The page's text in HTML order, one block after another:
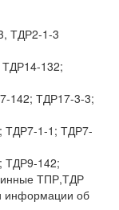
ТДР2-1-3
ТДР14-132;
142; ТДР17-3-3;
ТДР7-1-1; ТДР7-
ТДР9-142;
ТПР,ТДР
информации об